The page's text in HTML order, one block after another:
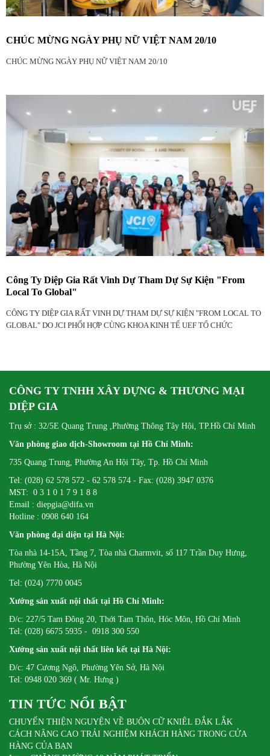
CHÚC MỪNG NGÀY PHỤ NỮ VIỆT NAM 20/10
CHÚC MỪNG NGÀY PHỤ NỮ VIỆT NAM 20/10
Công Ty Diệp Gia Rất Vinh Dự Tham Dự Sự Kiện "From
Local To Global"
CÔNG TY DIỆP GIA RẤT VINH DỰ THAM DỰ SỰ KIỆN "FROM LOCAL TO
GLOBAL" DO JCI PHỐI HỢP CÙNG KHOA KINH TẾ UEF TỔ CHỨC
CÔNG TY TNHH XÂY DỰNG & THƯƠNG MẠI
DIỆP GIA
Trụ sở : 32/5E Quang Trung ,Phường Thông Tây Hội, TP.Hồ Chí Minh
Văn phòng giao dịch-Showroom tại Hồ Chí Minh:
735 Quang Trung, Phường An Hội Tây, Tp. Hồ Chí Minh
Tel: (028) 62 578 572 - 62 578 574 - Fax: (028) 3947 0376
MST: 0 3 1 0 1 7 9 1 8 8
Email : diepgia@difa.vn
Hotline : 0908 640 164
Văn phòng đại diện tại Hà Nội:
Tòa nhà 14-15A, Tầng 7, Tòa nhà Charmvit, số 117 Trần Duy Hưng,
Phường Yên Hòa, Hà Nội
Tel: (024) 7770 0045
Xưởng sản xuất nội thất tại Hồ Chí Minh:
Đ/c: 227/5 Tam Đông 20, Thới Tam Thôn, Hóc Môn, Hồ Chí Minh
Tel: (028) 6675 5935 - 0918 300 550
Xưởng sản xuất nội thất liên kết tại Hà Nội:
Đ/c: 47 Cương Ngô, Phường Yên Sở, Hà Nội
Tel: 0948 020 369 ( Mr. Hưng )
TIN TỨC NỔI BẬT
CHUYẾN THIỆN NGUYỆN VỀ BUÔN CỮ KNIÊL ĐẮK LẮK
CÁCH NÂNG CAO TRẢI NGHIỆM KHÁCH HÀNG TRONG CỬA
HÀNG CỦA BẠN